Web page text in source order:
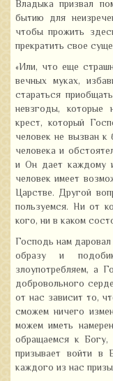
Владыка призвал
бытию для
чтобы прожить
прекратить свое
«Или, что еще
вечных муках,
стараться
невзгоды, которые
крест, который
человек не вызван
человека и
и Он дает каждому
человек имеет
Царстве. Другой
пользуемся. Ни от
кого, ни в каком
Господь нам
образу и
злоупотребляем, а
добровольного
от нас зависит то,
сможем ничего
можем иметь
обращаемся к
призывает войти
каждого из нас